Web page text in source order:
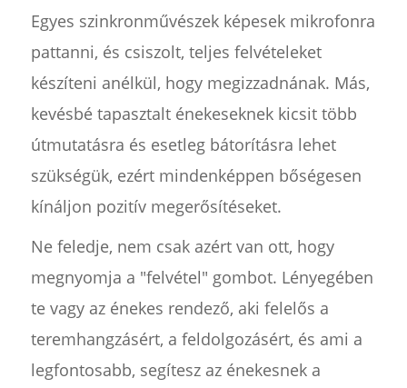
Egyes szinkronművészek képesek mikrofonra
pattanni, és csiszolt, teljes felvételeket
készíteni anélkül, hogy megizzadnának. Más,
kevésbé tapasztalt énekeseknek kicsit több
útmutatásra és esetleg bátorításra lehet
szükségük, ezért mindenképpen bőségesen
kínáljon pozitív megerősítéseket.
Ne feledje, nem csak azért van ott, hogy
megnyomja a "felvétel" gombot. Lényegében
te vagy az énekes rendező, aki felelős a
teremhangzásért, a feldolgozásért, és ami a
legfontosabb, segítesz az énekesnek a